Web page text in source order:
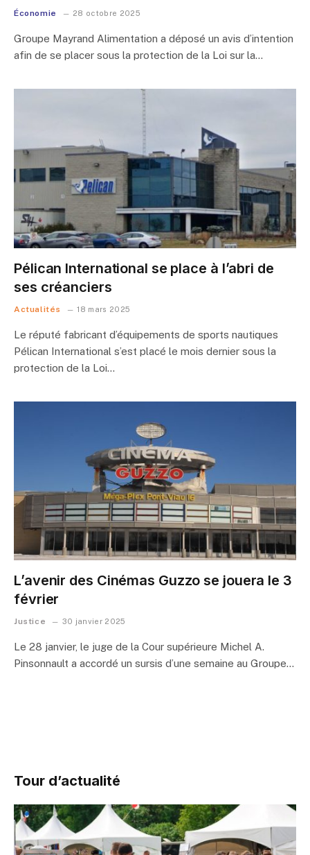
Économie 28 octobre 2025
Groupe Mayrand Alimentation a déposé un avis d’intention
afin de se placer sous la protection de la Loi sur la…
Pélican International se place à l’abri de
ses créanciers
Actualités 18 mars 2025
Le réputé fabricant d’équipements de sports nautiques
Pélican International s’est placé le mois dernier sous la
protection de la Loi…
L’avenir des Cinémas Guzzo se jouera le 3
février
Justice 30 janvier 2025
Le 28 janvier, le juge de la Cour supérieure Michel A.
Pinsonnault a accordé un sursis d’une semaine au Groupe…
Tour d’actualité